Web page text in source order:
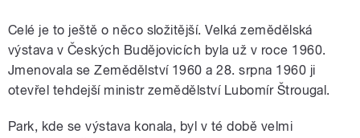
Celé je to ještě o něco složitější. Velká zemědělská
výstava v Českých Budějovicích byla už v roce 1960.
Jmenovala se Zemědělství 1960 a 28. srpna 1960 ji
otevřel tehdejší ministr zemědělství Lubomír Štrougal.
Park, kde se výstava konala, byl v té době velmi